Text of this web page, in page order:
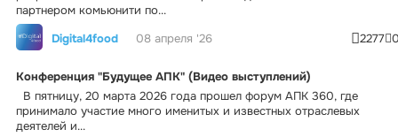
партнером комьюнити по...
Digital4food
08 апреля '26 2277
Конференция "Будущее АПК" (Видео выступлений)
В пятницу, 20 марта 2026 года прошел форум АПК 360, где
принимало участие много именитых и известных отраслевых
деятелей и...